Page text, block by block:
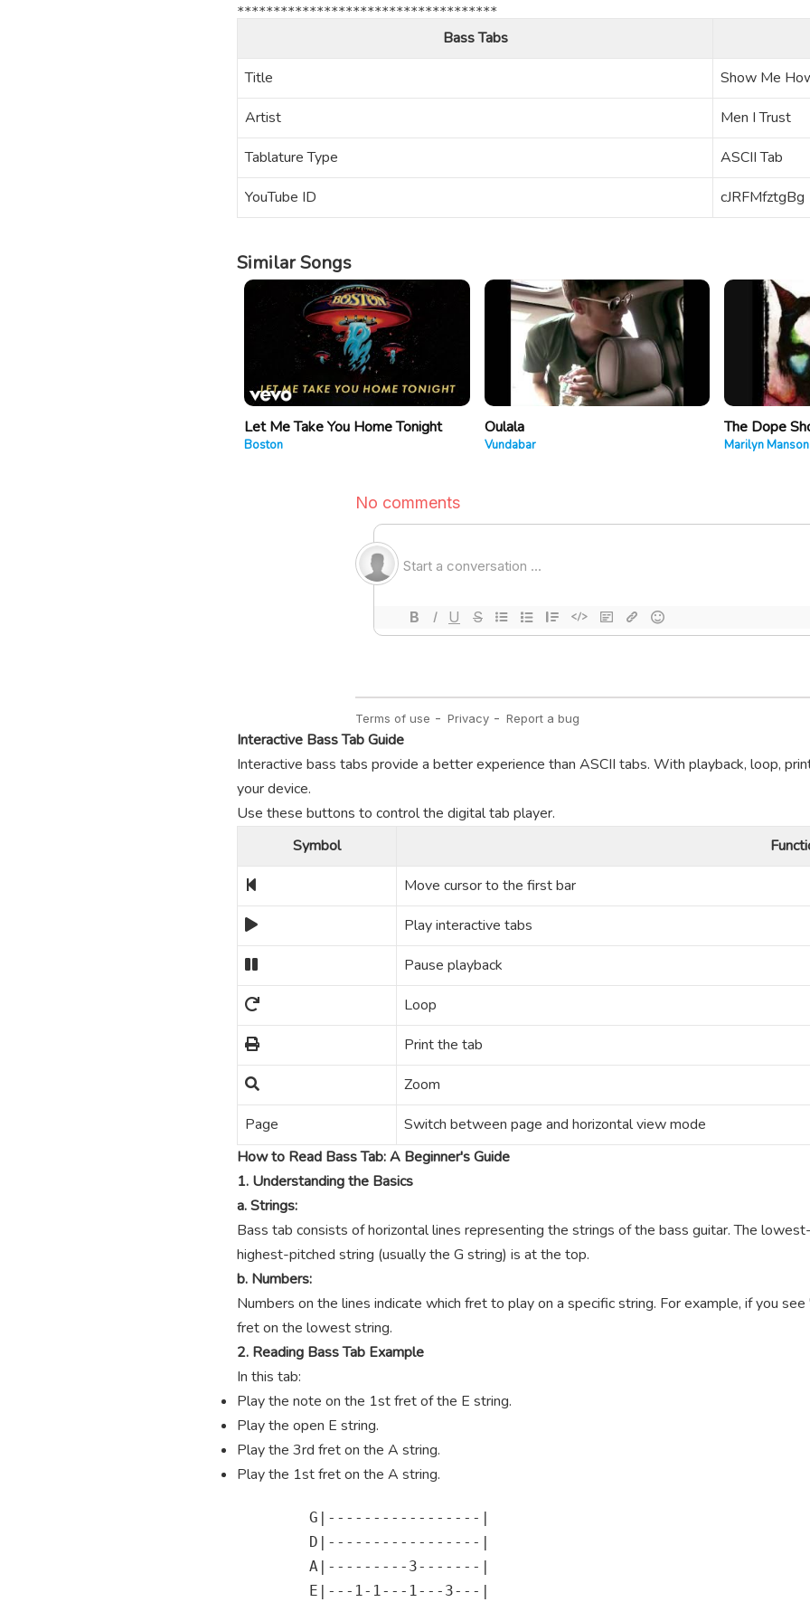
Bass Tabs
Title
Show Me
Artist
Men I Trust
Tablature Type
ASCII Tab
YouTube ID
cJRFMfztgBg
Similar Songs
Let Me Take You Home Tonight
Boston
Oulala
Vundabar
The Dope
Marilyn Manson
Interactive Bass Tab Guide
Interactive bass tabs provide a better experience than ASCII tabs. With playback, loop,
your device.
Use these buttons to control the digital tab player.
Symbol
Move cursor to the first bar
Play interactive tabs
Pause playback
Loop
Print the tab
Zoom
Page
Switch between page and horizontal view mode
How to Read Bass Tab: A Beginner's Guide
1. Understanding the Basics
a. Strings:
Bass tab consists of horizontal lines representing the strings of the bass guitar. The
highest-pitched string (usually the G string) is at the top.
b. Numbers:
Numbers on the lines indicate which fret to play on a specific string. For example, if you
fret on the lowest string.
2. Reading Bass Tab Example
In this tab:
Play the note on the 1st fret of the E string.
Play the open E string.
Play the 3rd fret on the A string.
Play the 1st fret on the A string.
        G|-----------------|
        D|-----------------|
        A|---------3-------|
        E|---1-1---1---3---|